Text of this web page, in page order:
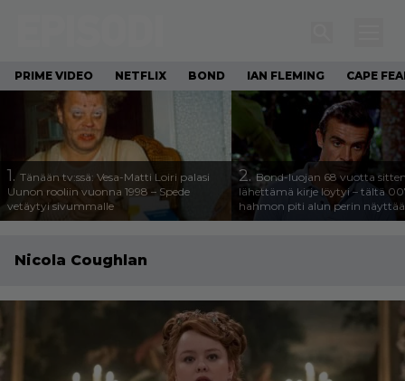
PRIME VIDEO NETFLIX BOND IAN FLEMING CAPE
1. Tänään tv:ssä: Vesa-Matti Loiri palasi
Uunon rooliin vuonna 1998 – Spede
vetäytyi sivummalle
2.Bond-luojan 68 vuotta
lähettämä kirje löytyi – tältä
hahmon piti alun perin näyttää
Nicola Coughlan